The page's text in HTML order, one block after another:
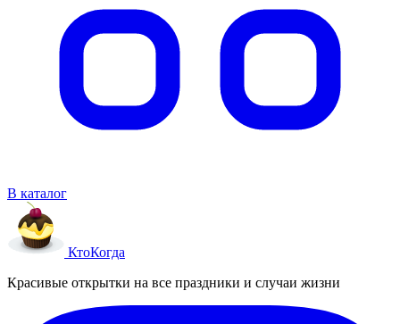
В каталог
КтоКогда
Красивые открытки на все праздники и случаи жизни